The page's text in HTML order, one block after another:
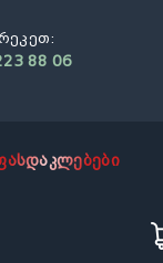
88 06